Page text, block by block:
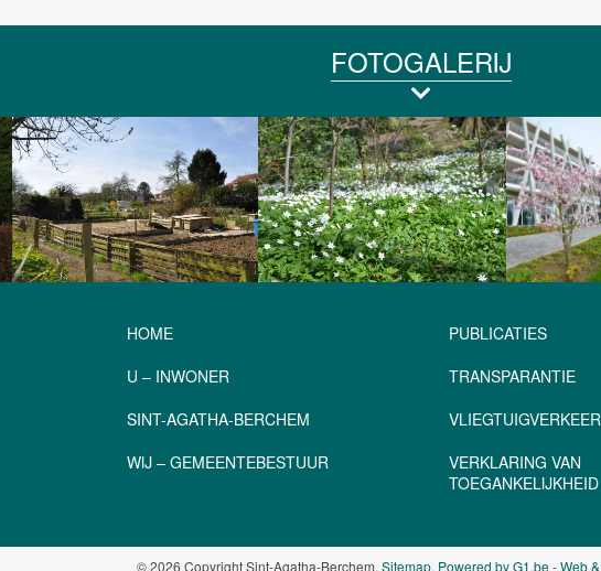
FOTOGALERIJ
HOME
U – INWONER
SINT-AGATHA-BERCHEM
WIJ – GEMEENTEBESTUUR
PUBLICATIES
TRANSPARANTIE
VLIEGTUIGVERKEER
VERKLARING VAN
TOEGANKELIJKHEID
© 2026 Copyright Sint-Agatha-Berchem. Sitemap. Powered by G1.be - Web